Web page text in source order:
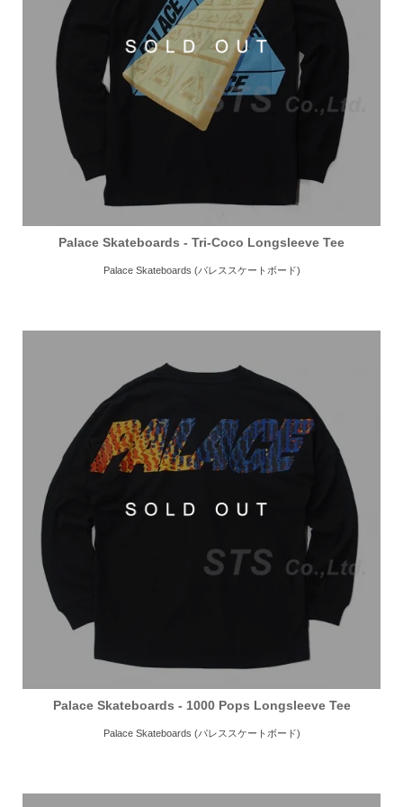
Palace Skateboards - Tri-Coco Longsleeve Tee
Palace Skateboards (パレススケートボード)
Palace Skateboards - 1000 Pops Longsleeve Tee
Palace Skateboards (パレススケートボード)